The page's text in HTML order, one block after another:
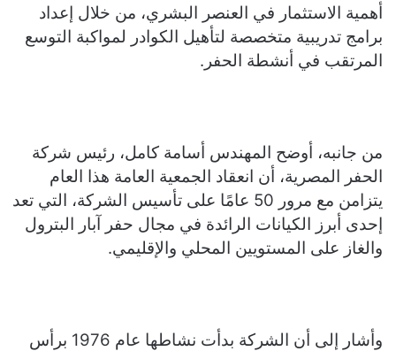
أهمية الاستثمار في العنصر البشري، من خلال إعداد
برامج تدريبية متخصصة لتأهيل الكوادر لمواكبة التوسع
المرتقب في أنشطة الحفر.
من جانبه، أوضح المهندس أسامة كامل، رئيس شركة
الحفر المصرية، أن انعقاد الجمعية العامة هذا العام
يتزامن مع مرور 50 عامًا على تأسيس الشركة، التي تعد
إحدى أبرز الكيانات الرائدة في مجال حفر آبار البترول
والغاز على المستويين المحلي والإقليمي.
وأشار إلى أن الشركة بدأت نشاطها عام 1976 برأس